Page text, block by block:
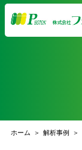
ホーム 解析事例